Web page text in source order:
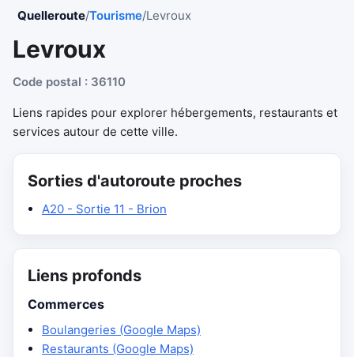
Quelleroute/Tourisme/Levroux
Levroux
Code postal : 36110
Liens rapides pour explorer hébergements, restaurants et
services autour de cette ville.
Sorties d'autoroute proches
A20 - Sortie 11 - Brion
Liens profonds
Commerces
Boulangeries (Google Maps)
Restaurants (Google Maps)